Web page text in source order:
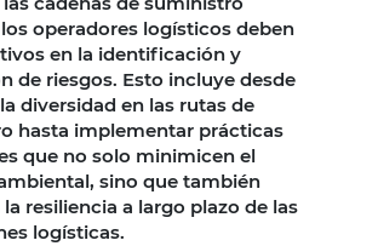
operadores logísticos deben
en la identificación y
de riesgos. Esto incluye desde
diversidad en las rutas de
hasta implementar prácticas
que no solo minimicen el
sino que también
resiliencia a largo plazo de las
logísticas.